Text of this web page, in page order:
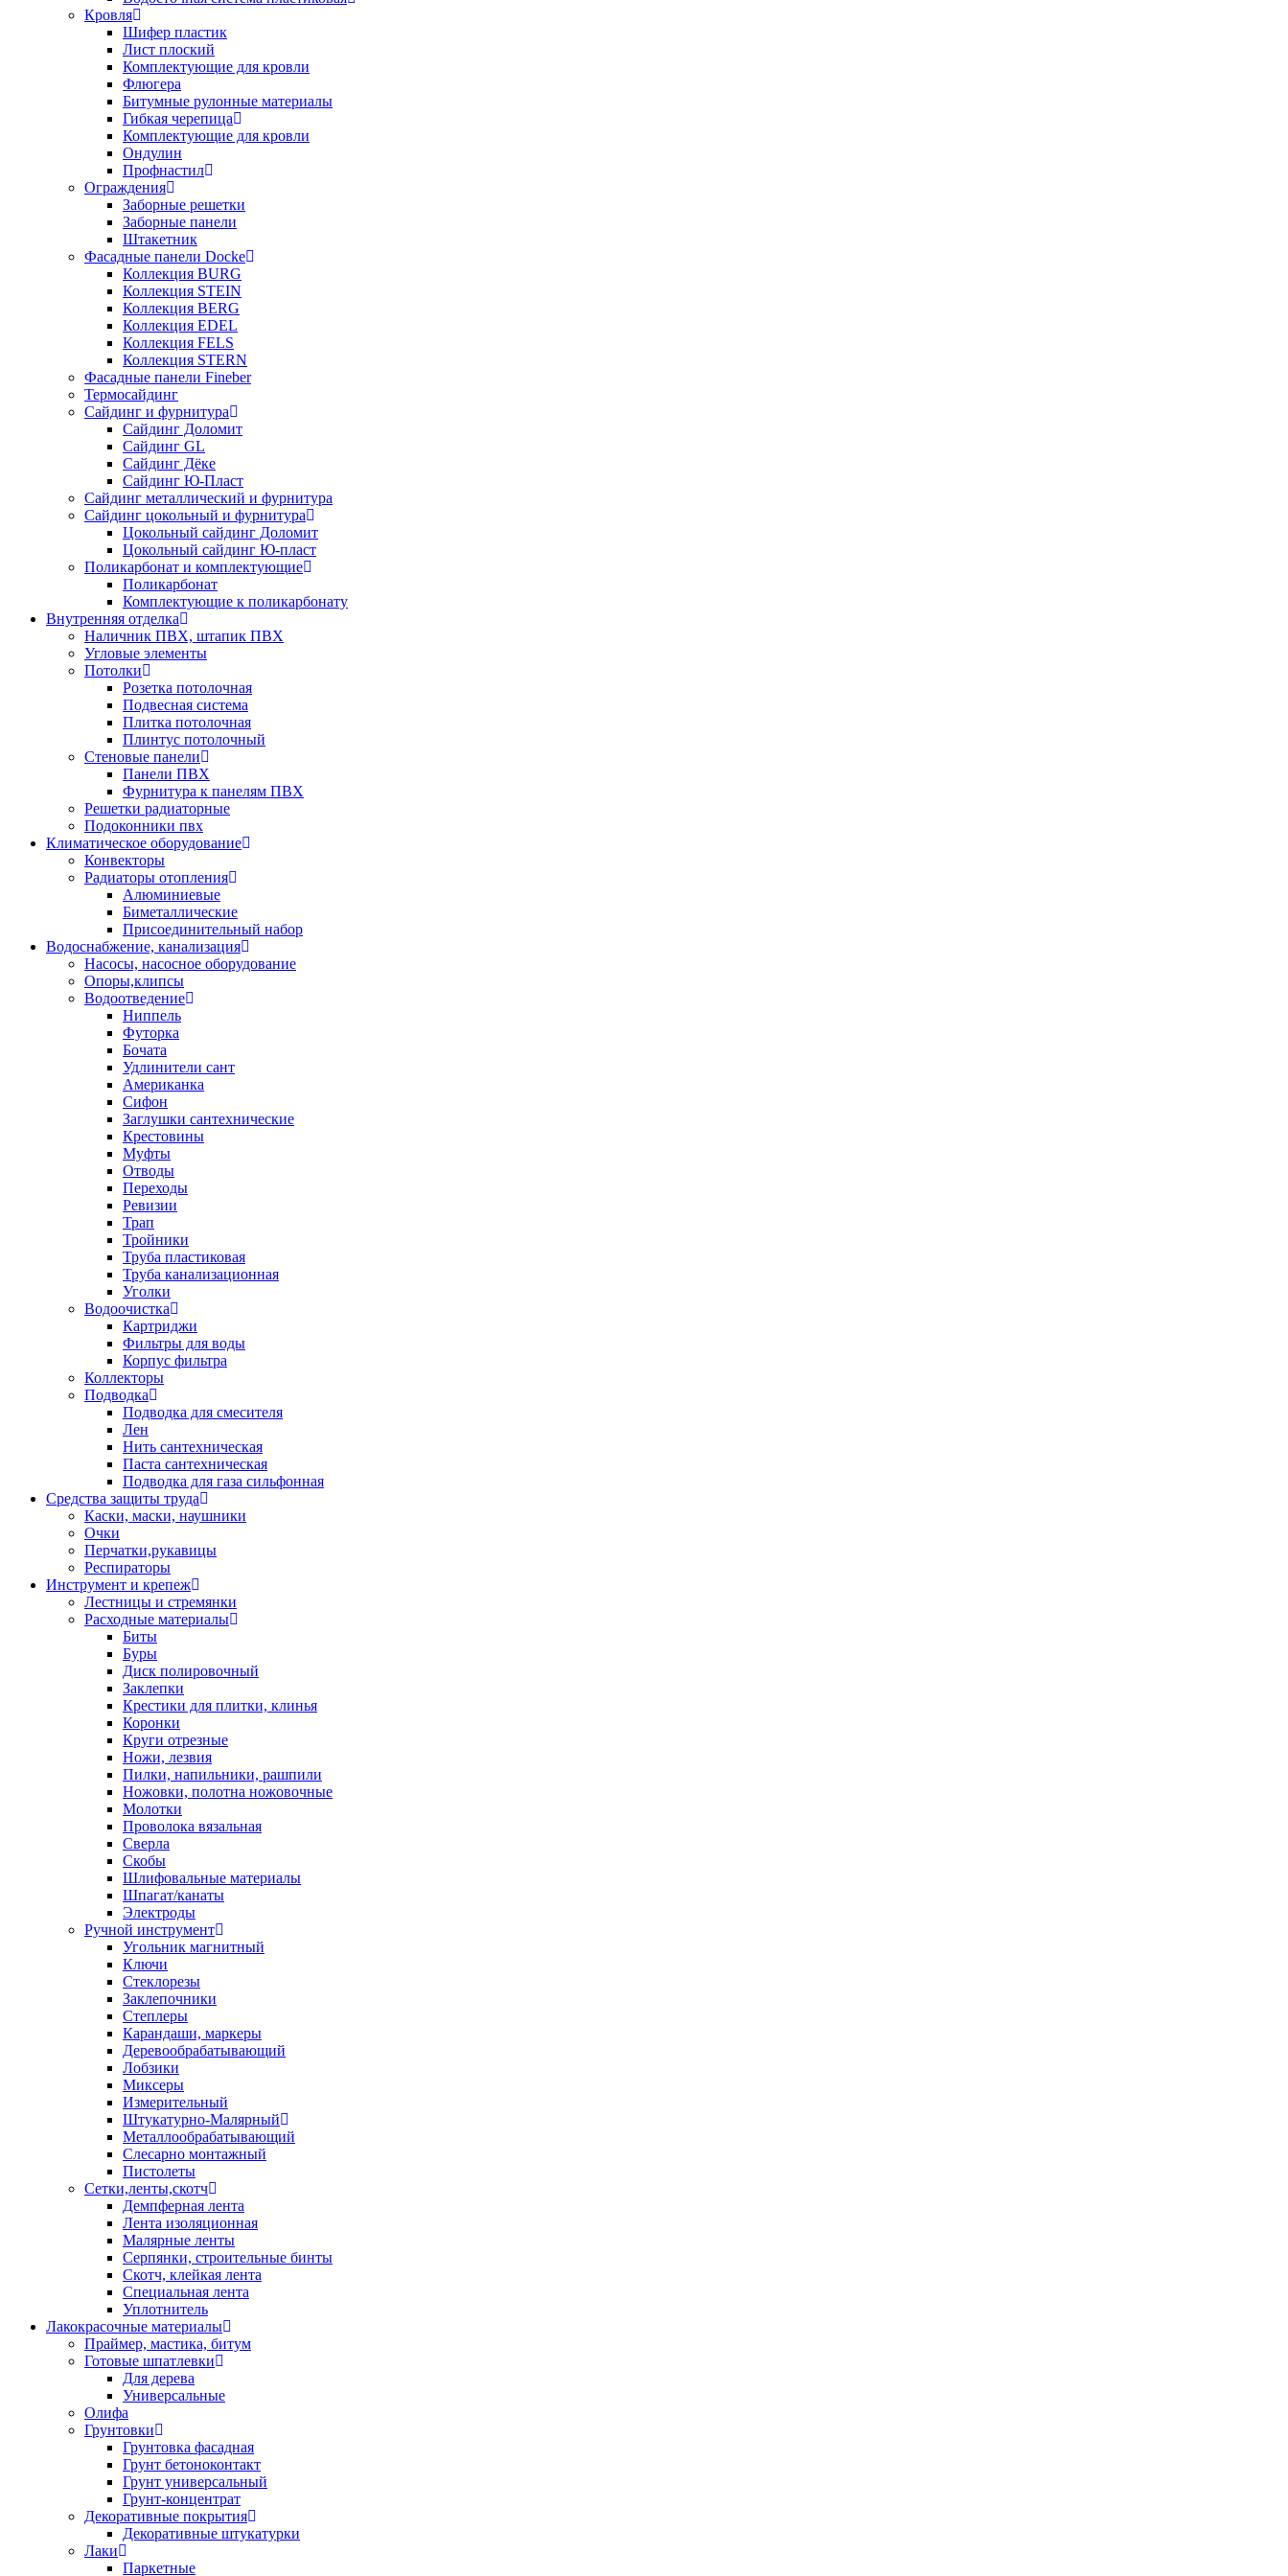
Кровля
Шифер пластик
Лист плоский
Комплектующие для кровли
Флюгера
Битумные рулонные материалы
Гибкая черепица
Комплектующие для кровли
Ондулин
Профнастил
Ограждения
Заборные решетки
Заборные панели
Штакетник
Фасадные панели Docke
Коллекция BURG
Коллекция STEIN
Коллекция BERG
Коллекция EDEL
Коллекция FELS
Коллекция STERN
Фасадные панели Fineber
Термосайдинг
Сайдинг и фурнитура
Сайдинг Доломит
Сайдинг GL
Сайдинг Дёке
Сайдинг Ю-Пласт
Сайдинг металлический и фурнитура
Сайдинг цокольный и фурнитура
Цокольный сайдинг Доломит
Цокольный сайдинг Ю-пласт
Поликарбонат и комплектующие
Поликарбонат
Комплектующие к поликарбонату
Внутренняя отделка
Наличник ПВХ, штапик ПВХ
Угловые элементы
Потолки
Розетка потолочная
Подвесная система
Плитка потолочная
Плинтус потолочный
Стеновые панели
Панели ПВХ
Фурнитура к панелям ПВХ
Решетки радиаторные
Подоконники пвх
Климатическое оборудование
Конвекторы
Радиаторы отопления
Алюминиевые
Биметаллические
Присоединительный набор
Водоснабжение, канализация
Насосы, насосное оборудование
Опоры,клипсы
Водоотведение
Ниппель
Футорка
Бочата
Удлинители сант
Американка
Сифон
Заглушки сантехнические
Крестовины
Муфты
Отводы
Переходы
Ревизии
Трап
Тройники
Труба пластиковая
Труба канализационная
Уголки
Водоочистка
Картриджи
Фильтры для воды
Корпус фильтра
Коллекторы
Подводка
Подводка для смесителя
Лен
Нить сантехническая
Паста сантехническая
Подводка для газа сильфонная
Средства защиты труда
Каски, маски, наушники
Очки
Перчатки,рукавицы
Респираторы
Инструмент и крепеж
Лестницы и стремянки
Расходные материалы
Биты
Буры
Диск полировочный
Заклепки
Крестики для плитки, клинья
Коронки
Круги отрезные
Ножи, лезвия
Пилки, напильники, рашпили
Ножовки, полотна ножовочные
Молотки
Проволока вязальная
Сверла
Скобы
Шлифовальные материалы
Шпагат/канаты
Электроды
Ручной инструмент
Угольник магнитный
Ключи
Стеклорезы
Заклепочники
Степлеры
Карандаши, маркеры
Деревообрабатывающий
Лобзики
Миксеры
Измерительный
Штукатурно-Малярный
Металлообрабатывающий
Слесарно монтажный
Пистолеты
Сетки,ленты,скотч
Демпферная лента
Лента изоляционная
Малярные ленты
Серпянки, строительные бинты
Скотч, клейкая лента
Специальная лента
Уплотнитель
Лакокрасочные материалы
Праймер, мастика, битум
Готовые шпатлевки
Для дерева
Универсальные
Олифа
Грунтовки
Грунтовка фасадная
Грунт бетоноконтакт
Грунт универсальный
Грунт-концентрат
Декоративные покрытия
Декоративные штукатурки
Лаки
Паркетные